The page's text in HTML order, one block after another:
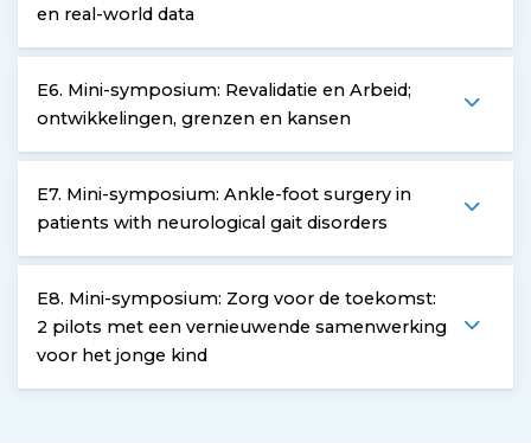
en real-world data
E6. Mini-symposium: Revalidatie en Arbeid;
ontwikkelingen, grenzen en kansen
E7. Mini-symposium: Ankle-foot surgery in
patients with neurological gait disorders
E8. Mini-symposium: Zorg voor de toekomst:
2 pilots met een vernieuwende samenwerking
voor het jonge kind